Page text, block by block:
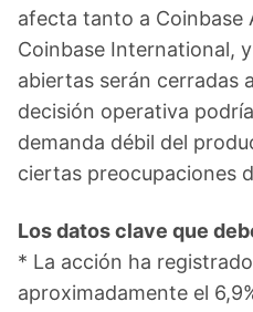
afecta tanto a Coinbase
Coinbase International,
abiertas serán cerradas
decisión operativa
demanda débil del
ciertas preocupaciones
Los datos clave que
* La acción ha
aproximadamente el